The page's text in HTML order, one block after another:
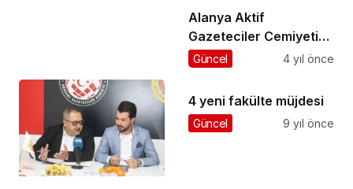
Alanya Aktif
Gazeteciler Cemiyeti
(ALGC) kuruldu
Güncel 4 yıl önce
4 yeni fakülte müjdesi
Güncel 9 yıl önce